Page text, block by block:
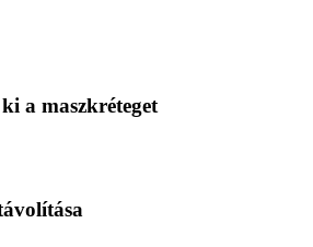
a maszkréteget